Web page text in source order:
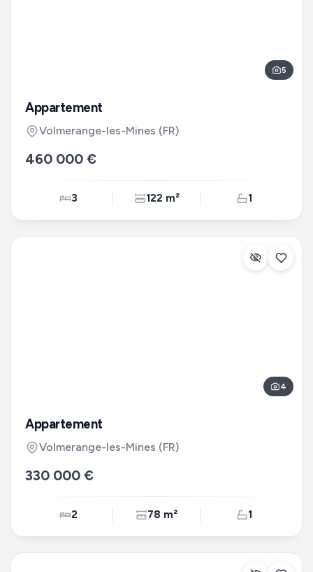
5
Appartement
Volmerange-les-Mines (FR)
460 000 €
3 122 m² 1
4
Appartement
Volmerange-les-Mines (FR)
330 000 €
2 78 m² 1